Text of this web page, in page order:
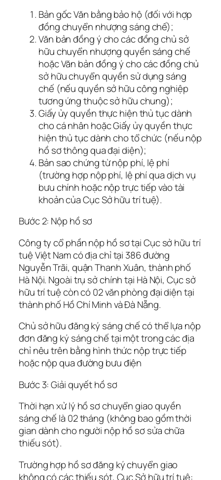
Bản gốc Văn bằng bảo hộ (đối với hợp
đồng chuyển nhượng sáng chế);
Văn bản đồng ý cho các đồng chủ sở
hữu chuyển nhượng quyền sáng chế
hoặc Văn bản đồng ý cho các đồng chủ
sở hữu chuyển quyền sử dụng sáng
chế (nếu quyền sở hữu công nghiệp
tương ứng thuộc sở hữu chung);
Giấy ủy quyền thực hiện thủ tục dành
cho cá nhân hoặc Giấy ủy quyền thực
hiện thủ tục dành cho tổ chức (nếu nộp
hồ sơ thông qua đại diện);
Bản sao chứng từ nộp phí, lệ phí
(trường hợp nộp phí, lệ phí qua dịch vụ
bưu chính hoặc nộp trực tiếp vào tài
khoản của Cục Sở hữu trí tuệ).
Bước 2: Nộp hồ sơ
Công ty cổ phần nộp hồ sơ tại Cục sở hữu trí
tuệ Việt Nam có địa chỉ tại 386 đường
Nguyễn Trãi, quận Thanh Xuân, thành phố
Hà Nội. Ngoài trụ sở chính tại Hà Nội, Cục sở
hữu trí tuệ còn có 02 văn phòng đại diện tại
thành phố Hồ Chí Minh và Đà Nẵng.
Chủ sở hữu đăng ký sáng chế có thể lựa nộp
đơn đăng ký sáng chế tại một trong các địa
chỉ nêu trên bằng hình thức nộp trực tiếp
hoặc nộp qua đường bưu điện
Bước 3: Giải quyết hồ sơ
Thời hạn xử lý hồ sơ chuyển giao quyền
sáng chế là 02 tháng (không bao gồm thời
gian dành cho người nộp hồ sơ sửa chữa
thiếu sót).
Trường hợp hồ sơ đăng ký chuyển giao
không có các thiếu sót, Cục Sở hữu trí tuệ: